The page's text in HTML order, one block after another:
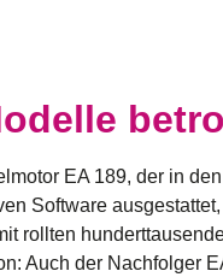
EA 189, der in
Software
rollten
Auch der Nachfolger